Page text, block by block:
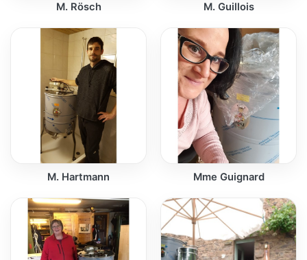
M. Rösch M. Guillois
M. Hartmann Mme Guignard